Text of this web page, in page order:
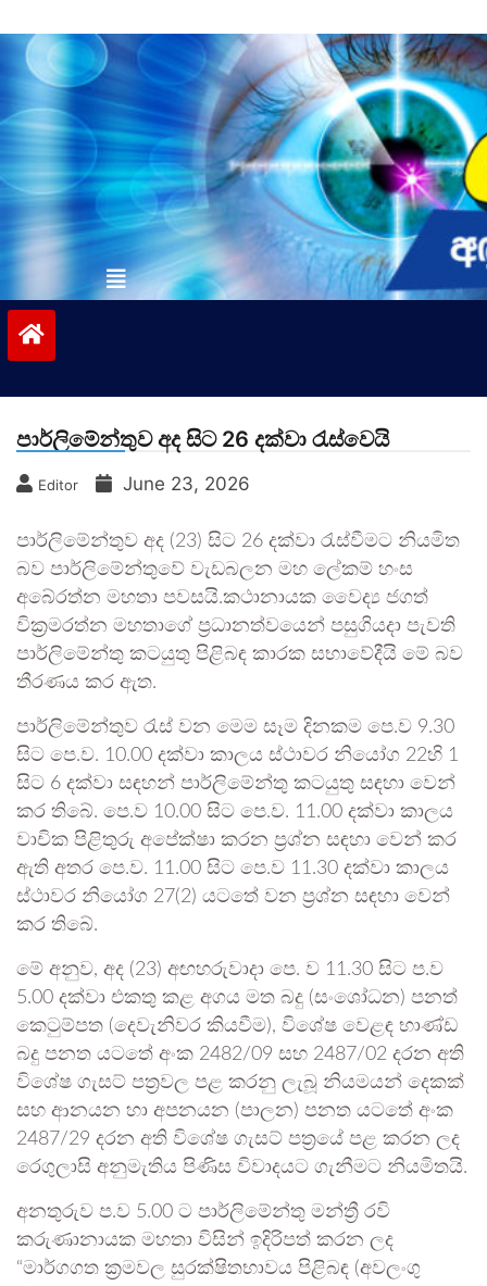
to
contentvinivida.lk
පාර්ලිමේන්තුව අද සිට 26 දක්වා රැස්වෙයි
Editor June 23, 2026
පාර්ලිමේන්තුව අද (23) සිට 26 දක්වා රැස්වීමට නියමිත
බව පාර්ලිමේන්තුවේ වැඩබලන මහ ලේකම් හංස
අබේරත්න මහතා පවසයි.කථානායක වෛද්‍ය ජගත්
වික්‍රමරත්න මහතාගේ ප්‍රධානත්වයෙන් පසුගියදා පැවති
පාර්ලිමේන්තු කටයුතු පිළිබඳ කාරක සභාවේදීයි මේ බව
තීරණය කර ඇත.
පාර්ලිමේන්තුව රැස් වන මෙම සෑම දිනකම පෙ.ව 9.30
සිට පෙ.ව. 10.00 දක්වා කාලය ස්ථාවර නියෝග 22හි 1
සිට 6 දක්වා සඳහන් පාර්ලිමේන්තු කටයුතු සඳහා වෙන්
කර තිබේ. පෙ.ව 10.00 සිට පෙ.ව. 11.00 දක්වා කාලය
වාචික පිළිතුරු අපේක්ෂා කරන ප්‍රශ්න සඳහා වෙන් කර
ඇති අතර පෙ.ව. 11.00 සිට පෙ.ව 11.30 දක්වා කාලය
ස්ථාවර නියෝග 27(2) යටතේ වන ප්‍රශ්න සඳහා වෙන්
කර තිබේ.
මේ අනුව, අද (23) අඟහරුවාදා පෙ. ව 11.30 සිට ප.ව
5.00 දක්වා එකතු කළ අගය මත බදු (සංශෝධන) පනත්
කෙටුම්පත (දෙවැනිවර කියවීම), විශේෂ වෙළඳ භාණ්ඩ
බදු පනත යටතේ අංක 2482/09 සහ 2487/02 දරන අති
විශේෂ ගැසට් පත්‍රවල පළ කරනු ලැබූ නියමයන් දෙකක්
සහ ආනයන හා අපනයන (පාලන) පනත යටතේ අංක
2487/29 දරන අති විශේෂ ගැසට් පත්‍රයේ පළ කරන ලද
රෙගුලාසි අනුමැතිය පිණිස විවාදයට ගැනීමට නියමිතයි.
අනතුරුව ප.ව 5.00 ට පාර්ලිමේන්තු මන්ත්‍රී රවි
කරුණානායක මහතා විසින් ඉදිරිපත් කරන ලද
“මාර්ගගත ක්‍රමවල සුරක්ෂිතභාවය පිළිබඳ (අවලංගු